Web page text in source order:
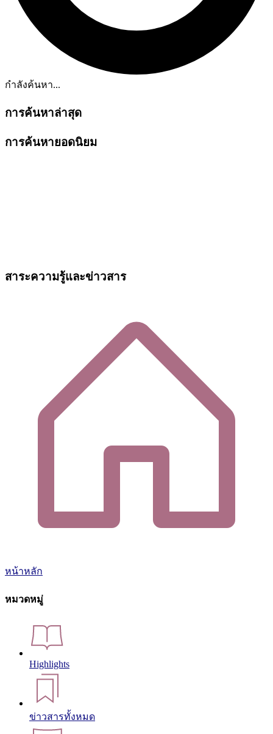
กำลังค้นหา...
การค้นหาล่าสุด
การค้นหายอดนิยม
สาระความรู้และข่าวสาร
หน้าหลัก
หมวดหมู่
Highlights
ข่าวสารทั้งหมด